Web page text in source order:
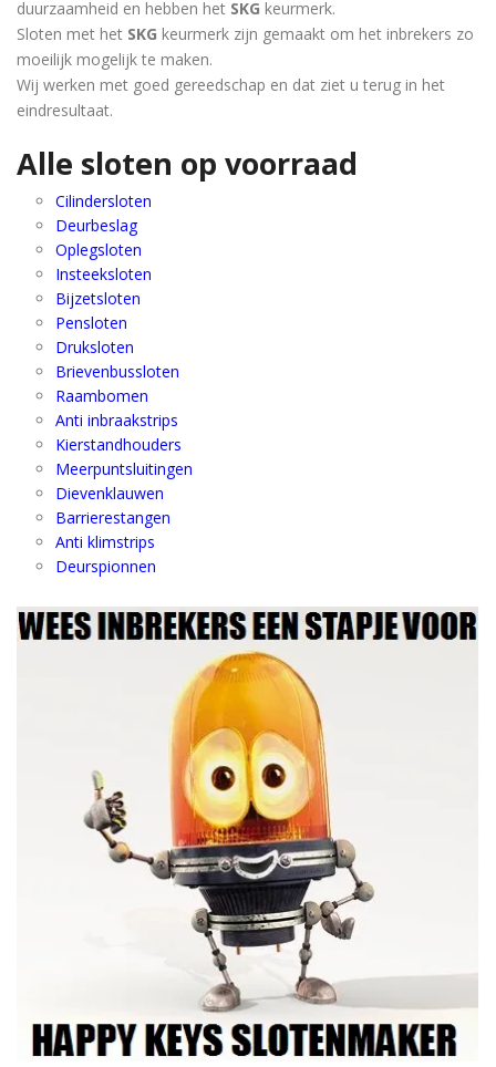
duurzaamheid en hebben het SKG keurmerk.
Sloten met het SKG keurmerk zijn gemaakt om het inbrekers zo
moeilijk mogelijk te maken.
Wij werken met goed gereedschap en dat ziet u terug in het
eindresultaat.
Alle sloten op voorraad
Cilindersloten
Deurbeslag
Oplegsloten
Insteeksloten
Bijzetsloten
Pensloten
Druksloten
Brievenbussloten
Raambomen
Anti inbraakstrips
Kierstandhouders
Meerpuntsluitingen
Dievenklauwen
Barrierestangen
Anti klimstrips
Deurspionnen